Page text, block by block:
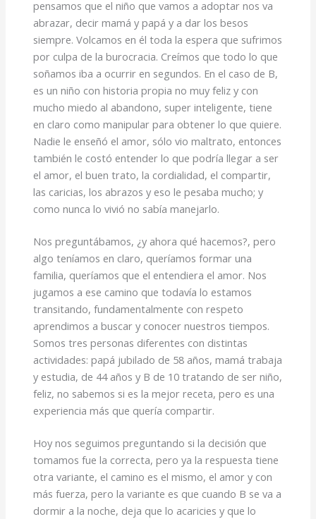
pensamos que el niño que vamos a adoptar nos va
abrazar, decir mamá y papá y a dar los besos
siempre. Volcamos en él toda la espera que sufrimos
por culpa de la burocracia. Creímos que todo lo que
soñamos iba a ocurrir en segundos. En el caso de B,
es un niño con historia propia no muy feliz y con
mucho miedo al abandono, super inteligente, tiene
en claro como manipular para obtener lo que quiere.
Nadie le enseñó el amor, sólo vio maltrato, entonces
también le costó entender lo que podría llegar a ser
el amor, el buen trato, la cordialidad, el compartir,
las caricias, los abrazos y eso le pesaba mucho; y
como nunca lo vivió no sabía manejarlo.
Nos preguntábamos, ¿y ahora qué hacemos?, pero
algo teníamos en claro, queríamos formar una
familia, queríamos que el entendiera el amor. Nos
jugamos a ese camino que todavía lo estamos
transitando, fundamentalmente con respeto
aprendimos a buscar y conocer nuestros tiempos.
Somos tres personas diferentes con distintas
actividades: papá jubilado de 58 años, mamá trabaja
y estudia, de 44 años y B de 10 tratando de ser niño,
feliz, no sabemos si es la mejor receta, pero es una
experiencia más que quería compartir.
Hoy nos seguimos preguntando si la decisión que
tomamos fue la correcta, pero ya la respuesta tiene
otra variante, el camino es el mismo, el amor y con
más fuerza, pero la variante es que cuando B se va a
dormir a la noche, deja que lo acaricies y que lo